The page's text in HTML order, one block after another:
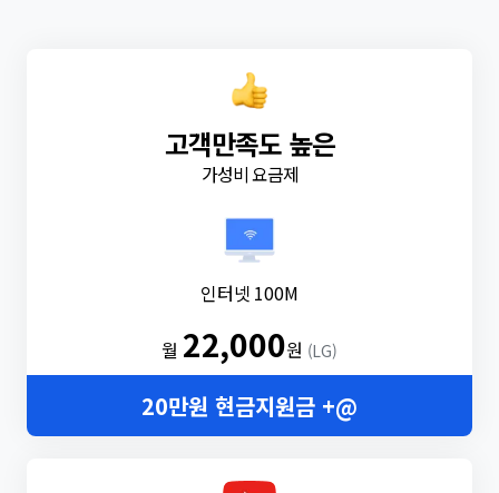
고객만족도 높은
가성비 요금제
인터넷 100M
월 22,000원 (LG)
20만원 현금지원금 +@